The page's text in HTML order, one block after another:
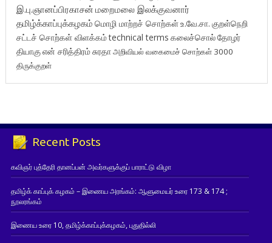
இ.பு.ஞானப்பிரகாசன் மறைமலை இலக்குவனார்
தமிழ்க்காப்புக்கழகம் மொழி மாற்றச் சொற்கள்உ.வே.சா. குறள்நெறி
சட்டச் சொற்கள் விளக்கம்technical terms கலைச்சொல்தோழர்
தியாகுஎன் சரித்திரம்சுரதாஅறிவியல் வகைமைச் சொற்கள் 3000
திருக்குறள்
Recent Posts
கவிஞர் புத்தேரி தானப்பன் அவர்களுக்குப் பாராட்டு விழா
தமிழ்க் காப்புக் கழகம் – இணைய அரங்கம்: ஆளுமையர் உரை 173 & 174 ;
நூலரங்கம்
இணைய உரை 10, தமிழ்க்காப்புக்கழகம், புதுதில்லி